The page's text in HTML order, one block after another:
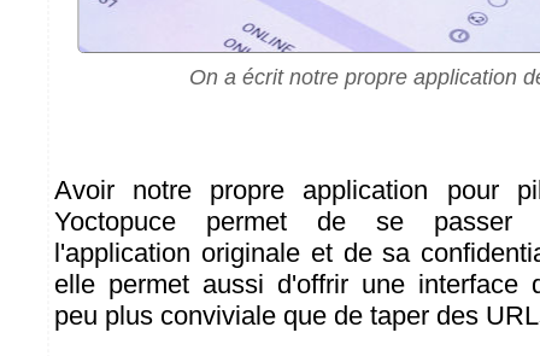
On a écrit notre propre application
Avoir notre propre application pour
Yoctopuce permet de se passer
l'application originale et de sa
elle permet aussi d'offrir une interface
peu plus conviviale que de taper des